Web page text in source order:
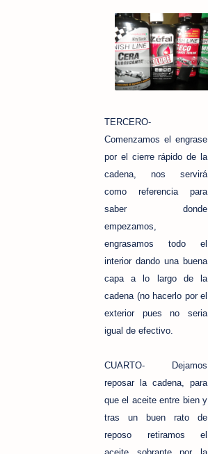
TERCERO-
Comenzamos el engrase
por el cierre rápido de la
cadena, nos servirá
como referencia para
saber donde
empezamos,
engrasamos todo el
interior dando una buena
capa a lo largo de la
cadena (no hacerlo por el
exterior pues no seria
igual de efectivo.
CUARTO- Dejamos
reposar la cadena, para
que el aceite entre bien y
tras un buen rato de
reposo retiramos el